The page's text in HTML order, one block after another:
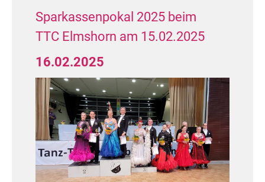
Sparkassenpokal 2025 beim
TTC Elmshorn am 15.02.2025
16.02.2025